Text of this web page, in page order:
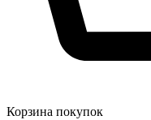
Корзина покупок